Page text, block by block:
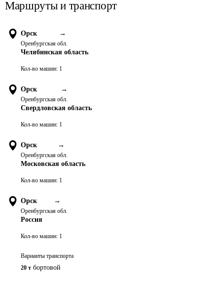
Маршруты и транспорт
Орск →
Оренбургская обл.
Челябинская область
Кол-во машин: 1
Орск →
Оренбургская обл.
Свердловская область
Кол-во машин: 1
Орск →
Оренбургская обл.
Московская область
Кол-во машин: 1
Орск →
Оренбургская обл.
Россия
Кол-во машин: 1
Варианты транспорта
20 т бортовой